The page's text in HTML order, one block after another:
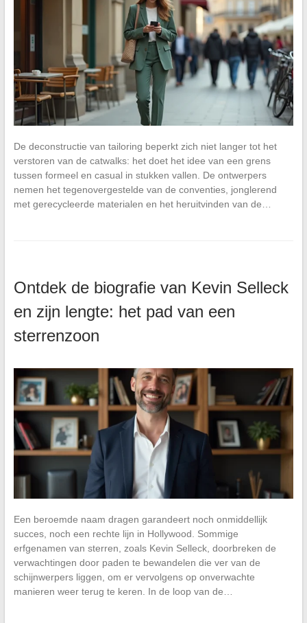
De deconstructie van tailoring beperkt zich niet langer tot het
verstoren van de catwalks: het doet het idee van een grens
tussen formeel en casual in stukken vallen. De ontwerpers
nemen het tegenovergestelde van de conventies, jonglerend
met gerecycleerde materialen en het heruitvinden van de…
Ontdek de biografie van Kevin Selleck
en zijn lengte: het pad van een
sterrenzoon
Een beroemde naam dragen garandeert noch onmiddellijk
succes, noch een rechte lijn in Hollywood. Sommige
erfgenamen van sterren, zoals Kevin Selleck, doorbreken de
verwachtingen door paden te bewandelen die ver van de
schijnwerpers liggen, om er vervolgens op onverwachte
manieren weer terug te keren. In de loop van de…